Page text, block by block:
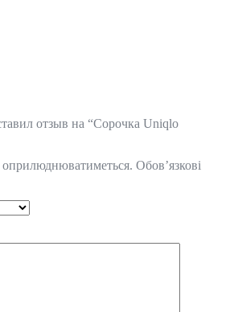
отзыв на “Сорочка Uniqlo
Обов’язкові